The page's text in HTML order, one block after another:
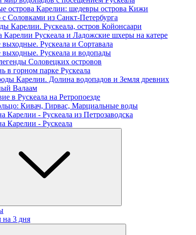
острова Карелии: шедевры острова Кижи
с Соловками из Санкт-Петербурга
Карелии. Рускеала, остров Койонсаари
Рускеала и Ладожские шхеры на катере
выходные. Рускеала и Сортавала
выходные. Рускеала и водопады
Соловецких островов
в горном парке Рускеала
Карелии. Долина водопадов и Земля древних
Валаам
в Рускеала на Ретропоезде
Кивач, Гирвас, Марциальные воды
Карелии - Рускеала из Петрозаводска
Карелии - Рускеала
3 дня